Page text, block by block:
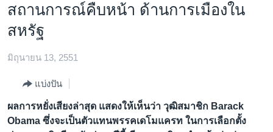
ไป
เนื้อหา
ข้าม
หลัก
ข้าม
โลก
เอเชีย
สหรัฐฯ
ไทย
ธุรกิจ
สถานการณ์คืบหน้า ด้านการเมืองใน
สหรัฐ
มิถุนายน 13, 2551
แบ่งปัน
ผลการหยั่งเสียงล่าสุด แสดงให้เห็นว่า วุฒิสมาชิก Barack
Obama ซึ่งจะเป็นตัวแทนพรรคเดโมแครท ในการเลือกตั้ง